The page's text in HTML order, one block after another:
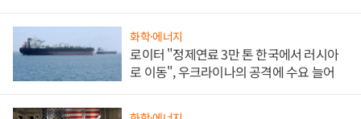
화학·에너지
로이터 "정제연료 3만 톤 한국에서 러시아
로 이동", 우크라이나의 공격에 수요 늘어